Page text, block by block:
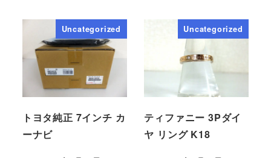
Uncategorized
トヨタ純正 7インチ カ
ーナビ
Uncategorized
ティファニー 3Pダイ
ヤ リング K18